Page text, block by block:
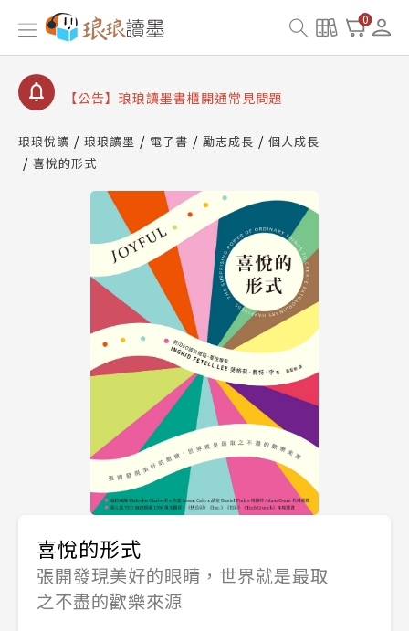
0
【公告】因 Readmoo 讀墨系統維護中，本站同步暫
停部分閱讀服務
【公告】琅琅讀墨數位閱讀資產合併與書櫃開通申請
【公告】琅琅讀墨書櫃開通常見問題
請圖文教學
【公告】琅琅書店服務升級重要說明及資產合併結果
查詢
【公告】因 Readmoo 讀墨系統維護中，本站同步暫
停部分閱讀服務
琅琅悅讀 琅琅讀墨 電子書 勵志成長
個人成長
喜悅的形式
喜悅的形式
張開發現美好的眼睛，世界就是最取
之不盡的歡樂來源